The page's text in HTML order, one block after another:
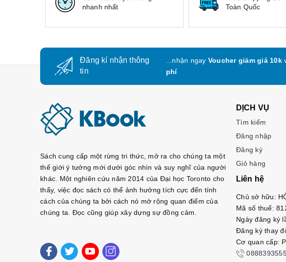
nhanh nhất
Toàn Quốc
Đăng kí nhận thông
tin
...nhận ngay Voucher giảm giá 10k
phí
Sách cung cấp một rừng tri thức, mở ra cho chúng ta một
thế giới ý tưởng mới dưới góc nhìn và suy nghĩ của người
khác. Một nghiên cứu năm 2014 của Đại học Toronto cho
thấy, việc đọc sách có thể ảnh hưởng tích cực đến tính
cách của chúng ta bởi cách nó mở rộng quan điểm của
chúng ta. Đọc cũng giúp xây dựng sự đồng cảm.
DỊCH VỤ
Tìm kiếm
Đăng nhập
Đăng ký
Giỏ hàng
Liên hệ
Chủ sở hữu:
Mã số thuế:
Ngày đăng ký
Đăng ký thay
Cơ quan cấp: